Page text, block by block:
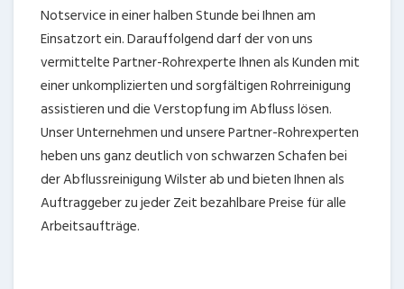
Notservice in einer halben Stunde bei Ihnen am
Einsatzort ein. Darauffolgend darf der von uns
vermittelte Partner-Rohrexperte Ihnen als Kunden mit
einer unkomplizierten und sorgfältigen Rohrreinigung
assistieren und die Verstopfung im Abfluss lösen.
Unser Unternehmen und unsere Partner-Rohrexperten
heben uns ganz deutlich von schwarzen Schafen bei
der Abflussreinigung Wilster ab und bieten Ihnen als
Auftraggeber zu jeder Zeit bezahlbare Preise für alle
Arbeitsaufträge.